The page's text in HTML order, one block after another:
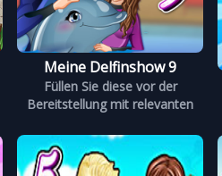
Meine Delfinshow 9
Füllen Sie diese vor der
Bereitstellung mit relevanten